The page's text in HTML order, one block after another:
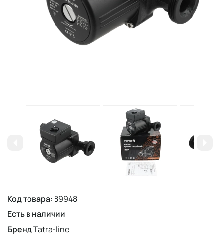
Код товара: 89948
Есть в наличии
БрендTatra-line